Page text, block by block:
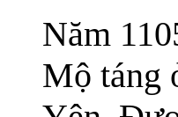
Năm
Mộ táng